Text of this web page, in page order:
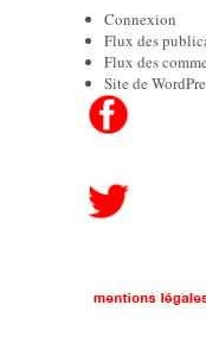
Connexion
Flux des
Flux des
Site de